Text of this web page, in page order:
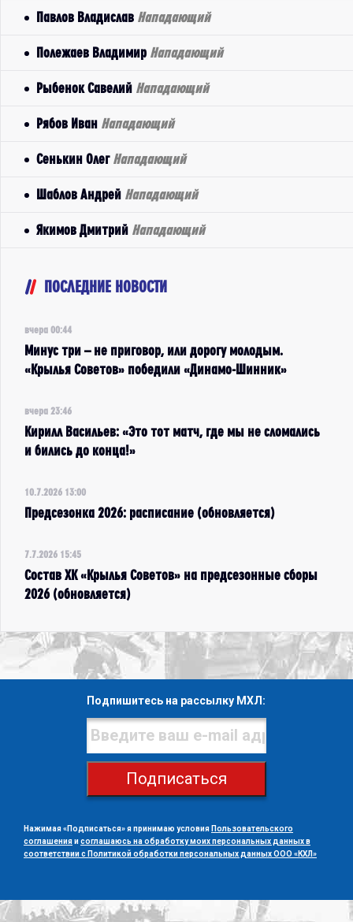
Павлов Владислав Нападающий
Полежаев Владимир Нападающий
Рыбенок Савелий Нападающий
Рябов Иван Нападающий
Сенькин Олег Нападающий
Шаблов Андрей Нападающий
Якимов Дмитрий Нападающий
ПОСЛЕДНИЕ НОВОСТИ
вчера 00:44
Минус три – не приговор, или дорогу молодым.
«Крылья Советов» победили «Динамо-Шинник»
вчера 23:46
Кирилл Васильев: «Это тот матч, где мы не сломались
и бились до конца!»
10.7.2026 13:00
Предсезонка 2026: расписание (обновляется)
7.7.2026 15:45
Состав ХК «Крылья Советов» на предсезонные сборы
2026 (обновляется)
Подпишитесь на рассылку МХЛ:
Подписаться
Нажимая «Подписаться» я принимаю условия Пользовательского
соглашенияисоглашаюсь на обработку моих персональных данных в
соответствии с Политикой обработки персональных данных ООО «КХЛ»